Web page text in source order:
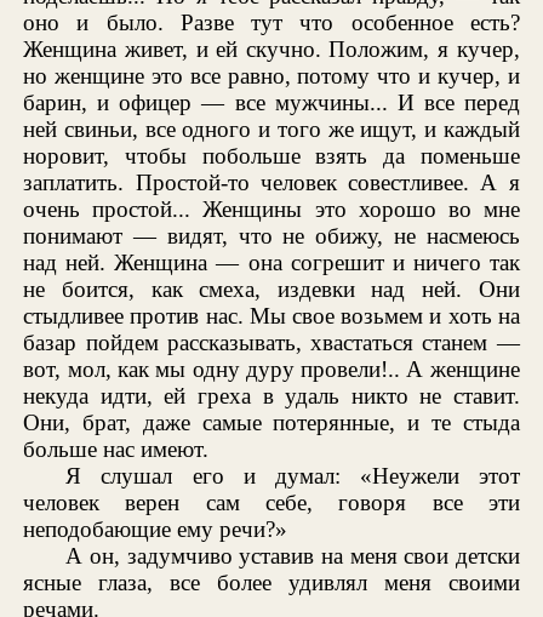
оно и было. Разве тут что особенное есть?
Женщина живет, и ей скучно. Положим, я кучер,
но женщине это все равно, потому что и кучер, и
барин, и офицер — все мужчины... И все перед
ней свиньи, все одного и того же ищут, и каждый
норовит, чтобы побольше взять да поменьше
заплатить. Простой-то человек совестливее. А я
очень простой... Женщины это хорошо во мне
понимают — видят, что не обижу, не насмеюсь
над ней. Женщина — она согрешит и ничего так
не боится, как смеха, издевки над ней. Они
стыдливее против нас. Мы свое возьмем и хоть на
базар пойдем рассказывать, хвастаться станем —
вот, мол, как мы одну дуру провели!.. А женщине
некуда идти, ей греха в удаль никто не ставит.
Они, брат, даже самые потерянные, и те стыда
больше нас имеют.
Я слушал его и думал: «Неужели этот
человек верен сам себе, говоря все эти
неподобающие ему речи?»
А он, задумчиво уставив на меня свои детски
ясные глаза, все более удивлял меня своими
речами.